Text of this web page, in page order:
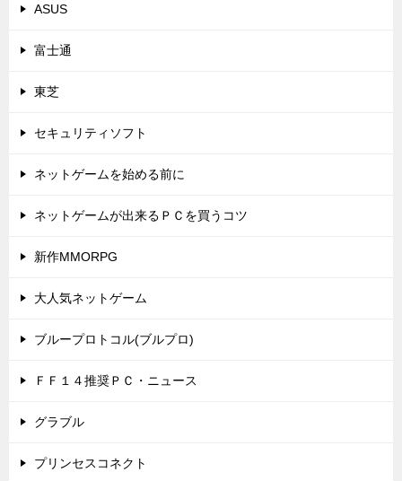
ASUS
富士通
東芝
セキュリティソフト
ネットゲームを始める前に
ネットゲームが出来るＰＣを買うコツ
新作MMORPG
大人気ネットゲーム
ブループロトコル(ブルプロ)
ＦＦ１４推奨ＰＣ・ニュース
グラブル
プリンセスコネクト